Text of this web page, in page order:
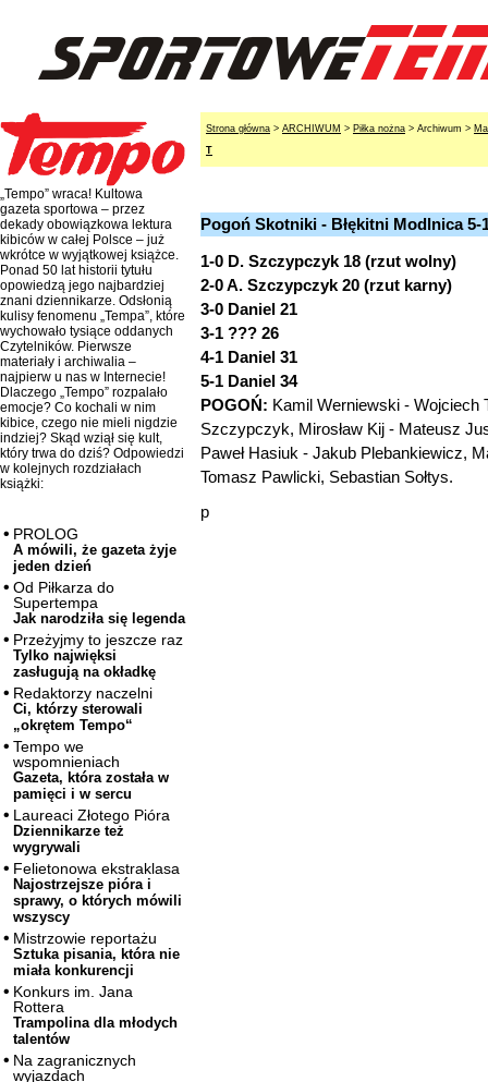
„Tempo” wraca! Kultowa
gazeta sportowa – przez
dekady obowiązkowa lektura
kibiców w całej Polsce – już
wkrótce w wyjątkowej książce.
Ponad 50 lat historii tytułu
opowiedzą jego najbardziej
znani dziennikarze. Odsłonią
kulisy fenomenu „Tempa”, które
wychowało tysiące oddanych
Czytelników. Pierwsze
materiały i archiwalia –
najpierw u nas w Internecie!
Dlaczego „Tempo” rozpalało
emocje? Co kochali w nim
kibice, czego nie mieli nigdzie
indziej? Skąd wziął się kult,
który trwa do dziś? Odpowiedzi
w kolejnych rozdziałach
książki:
PROLOG
A mówili, że gazeta żyje
jeden dzień
Od Piłkarza do
Supertempa
Jak narodziła się legenda
Przeżyjmy to jeszcze raz
Tylko najwięksi
zasługują na okładkę
Redaktorzy naczelni
Ci, którzy sterowali
„okrętem Tempo“
Tempo we
wspomnieniach
Gazeta, która została w
pamięci i w sercu
Laureaci Złotego Pióra
Dziennikarze też
wygrywali
Felietonowa ekstraklasa
Najostrzejsze pióra i
sprawy, o których mówili
wszyscy
Mistrzowie reportażu
Sztuka pisania, która nie
miała konkurencji
Konkurs im. Jana
Rottera
Trampolina dla młodych
talentów
Na zagranicznych
wyjazdach
Strona główna > ARCHIWUM > Piłka nożna > Archiwum >
T
Pogoń Skotniki - Błękitni Modlnica 5-
1-0 D. Szczypczyk 18 (rzut wolny)
2-0 A. Szczypczyk 20 (rzut karny)
3-0 Daniel 21
3-1 ??? 26
4-1 Daniel 31
5-1 Daniel 34
POGOŃ: Kamil Werniewski -
Szczypczyk, Mirosław Kij - Mateusz
Paweł Hasiuk - Jakub Plebankiewicz,
Tomasz Pawlicki, Sebastian Sołtys.
p